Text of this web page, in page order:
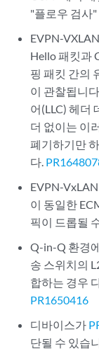
"플로우 검사
EVPN-
Hello 패킷과
핑 패킷 간의
이 관찰됩니
어(LLC) 헤더
더 없이는 이
폐기하기만
다.
EVPN-
이 동일한
픽이 드롭될
Q-in-Q 환경
송 스위치의
합하는 경우
PR1650416
디바이스가
단될 수 있습